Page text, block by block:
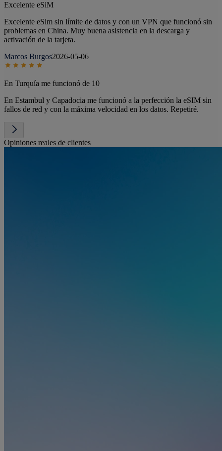
Excelente eSiM
Excelente eSim sin límite de datos y con un VPN que funcionó sin
problemas en China. Muy buena asistencia en la descarga y
activación de la tarjeta.
Marcos Burgos2026-05-06
En Turquía me funcionó de 10
En Estambul y Capadocia me funcionó a la perfección la eSIM sin
fallos de red y con la máxima velocidad en los datos. Repetiré.
Opiniones reales de clientes